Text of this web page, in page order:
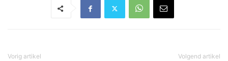
Vorig artikel Volgend artikel